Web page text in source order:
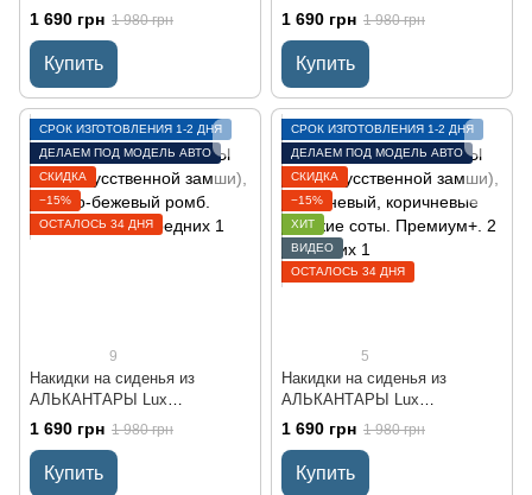
красные с красной строчкой,
Премиум + , Передний
комплект
1 690 грн 1 980 грн
Купить
Светло-серые с серой
строчкой, Премиум +,
Передний комплект
1 690 грн 1 980 грн
Купить
СРОК ИЗГОТОВЛЕНИЯ 1-2 ДНЯ
ДЕЛАЕМ ПОД МОДЕЛЬ АВТО
СКИДКА
−15%
ОСТАЛОСЬ 34 ДНЯ
9
Накидки на сиденья из
АЛЬКАНТАРЫ Lux
(искусственной замши),
Светло-бежевый ромб.
Премиум+. 2 передних
1 690 грн 1 980 грн
Купить
СРОК ИЗГОТОВЛЕНИЯ 1-2 ДНЯ
ДЕЛАЕМ ПОД МОДЕЛЬ АВТО
СКИДКА
−15%
ХИТ
ВИДЕО
ОСТАЛОСЬ 34 ДНЯ
5
Накидки на сиденья из
АЛЬКАНТАРЫ Lux
(искусственной замши),
Коричневый, коричневые
плоские соты. Премиум+. 2
передних
1 690 грн 1 980 грн
Купить